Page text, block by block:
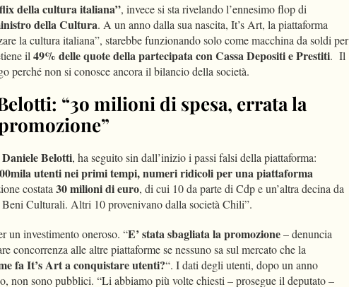
della cultura italiana”, invece si sta rivelando l’ennesimo flop di
della Cultura. A un anno dalla sua nascita, It’s Art, la piattaforma
la cultura italiana”, starebbe funzionando solo come macchina da soldi per
il49% delle quote della partecipata con Cassa Depositi e Prestiti. Il
perché non si conosce ancora il bilancio della società.
“3o milioni di spesa, errata la
Daniele Belotti, ha seguito sin dall’inizio i passi falsi della piattaforma:
utenti nei primi tempi, numeri ridicoli per una piattaforma
costata30 milioni di euro, di cui 10 da parte di Cdp e un’altra decina da
Culturali. Altri 10 provenivano dalla società Chili”.
un investimento oneroso. “E’ stata sbagliata la promozione– denuncia
concorrenza alle altre piattaforme se nessuno sa sul mercato che la
fa It’s Art a conquistare utenti?“. I dati degli utenti, dopo un anno
non sono pubblici. “Li abbiamo più volte chiesti – prosegue il deputato –